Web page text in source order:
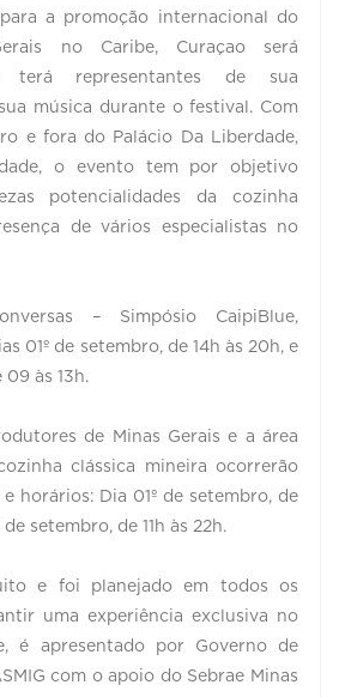
a promoção internacional do
no Caribe, Curaçao será
terá representantes de sua
música durante o festival. Com
e fora do Palácio Da Liberdade,
o evento tem por objetivo
potencialidades da cozinha
de vários especialistas no
– Simpósio CaipiBlue,
01º de setembro, de 14h às 20h, e
09 às 13h.
de Minas Gerais e a área
clássica mineira ocorrerão
horários: Dia 01º de setembro, de
setembro, de 11h às 22h.
e foi planejado em todos os
uma experiência exclusiva no
é apresentado por Governo de
com o apoio do Sebrae Minas